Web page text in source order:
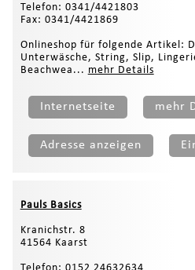
Telefon: 0341/4421803
Fax: 0341/4421869
Onlineshop für folgende Artikel:
Unterwäsche, String, Slip,
Beachwea... mehr Details
Internetseite mehr
Adresse anzeigen
Pauls Basics
Kranichstr. 8
41564 Kaarst